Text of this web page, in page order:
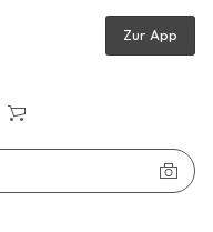
Zur App